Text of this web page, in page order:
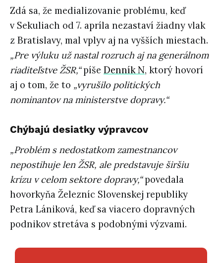
Zdá sa, že medializovanie problému, keď
v Sekuliach od 7. apríla nezastaví žiadny vlak
z Bratislavy, mal vplyv aj na vyšších miestach.
„Pre výluku už nastal rozruch aj na generálnom
riaditeľstve ŽSR,“píše Denník N, ktorý hovorí
aj o tom, že to „vyrušilo politických
nominantov na ministerstve dopravy.“
Chýbajú desiatky výpravcov
„Problém s nedostatkom zamestnancov
nepostihuje len ŽSR, ale predstavuje širšiu
krízu v celom sektore dopravy,“povedala
hovorkyňa Železníc Slovenskej republiky
Petra Lániková, keď sa viacero dopravných
podnikov stretáva s podobnými výzvami.